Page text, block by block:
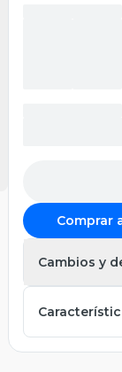
Comprar
Cambios y